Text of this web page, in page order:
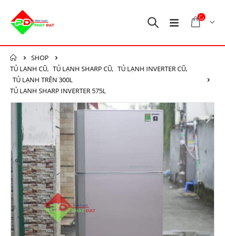
SHOP
TỦ LẠNH CŨ, TỦ LẠNH SHARP CŨ, TỦ LẠNH INVERTER CŨ,
TỦ LẠNH TRÊN 300L
TỦ LẠNH SHARP INVERTER 575L